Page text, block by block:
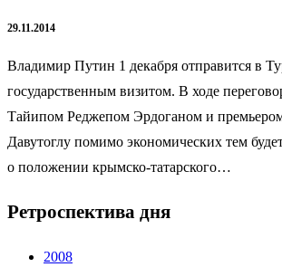
29.11.2014
Владимир Путин 1 декабря отправится в
государственным визитом. В ходе
Тайипом Реджепом Эрдоганом и
Давутоглу помимо экономических тем
о положении крымско-татарского…
Ретроспектива дня
2008